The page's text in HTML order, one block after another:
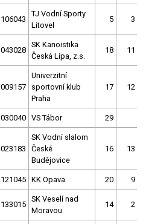
106043
TJ Vodní Sporty
Litovel
5 3
043028
SK Kanoistika
Česká Lípa, z.s.
18 11
009157
Univerzitní
sportovní klub
Praha
17 12
030040 VS Tábor 29
023183
SK Vodní slalom
České
Budějovice
16 13
121045 KK Opava 20 9
133015
SK Veselí nad
Moravou
14 2